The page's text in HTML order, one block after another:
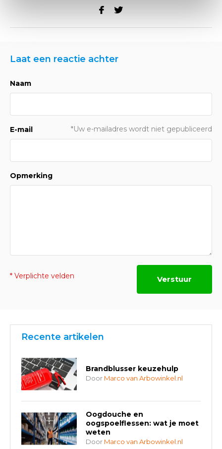
Laat een reactie achter
Naam
E-mail *Uw e-mailadres wordt niet gepubliceerd
Opmerking
* Verplichte velden Verstuur
Recente artikelen
Brandblusser keuzehulp
Door Marco van Arbowinkel.nl
Oogdouche en
oogspoelflessen: wat je moet
weten
Door Marco van Arbowinkel.nl